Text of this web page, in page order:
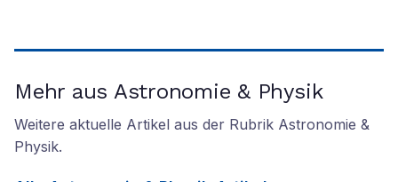
Mehr aus Astronomie & Physik
Weitere aktuelle Artikel aus der Rubrik Astronomie &
Physik.